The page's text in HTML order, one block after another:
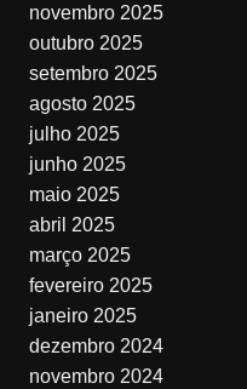
novembro 2025
outubro 2025
setembro 2025
agosto 2025
julho 2025
junho 2025
maio 2025
abril 2025
março 2025
fevereiro 2025
janeiro 2025
dezembro 2024
novembro 2024